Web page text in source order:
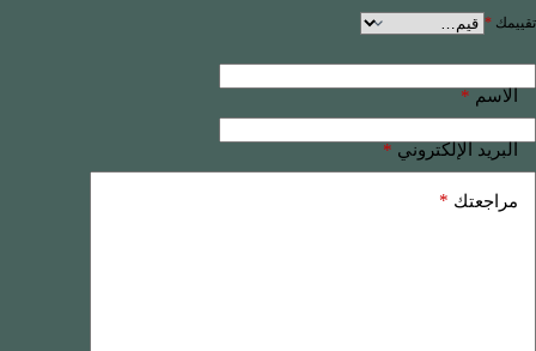
تقييمك *
الاسم*
البريد الإلكتروني*
مراجعتك *